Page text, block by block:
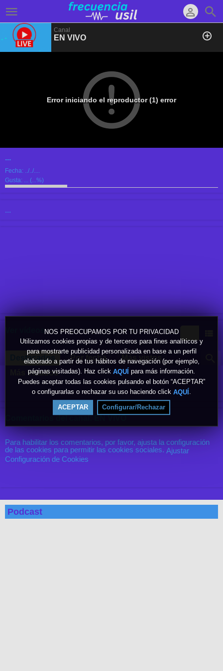
NOS PREOCUPAMOS POR TU PRIVACIDAD
Utilizamos cookies propias y de terceros para fines analíticos y
para mostrarte publicidad personalizada en base a un perfil
elaborado a partir de tus hábitos de navegación (por ejemplo,
páginas visitadas). Haz click AQUÍ para más información.
Puedes aceptar todas las cookies pulsando el botón “ACEPTAR”
o configurarlas o rechazar su uso haciendo click AQUÍ
ACEPTAR Configurar/Rechazar
Canal
EN VIVO
Error iniciando el reproductor (1) error
...
Fecha: ../../....
Gusta: ... (...%)
...
Destacados Por fecha
Más vistos
Más votados
Comentarios del canal: EN VIVO
Para habilitar los comentarios, por favor, ajusta la configuración
de las cookies para permitir las cookies sociales. Ajustar
Configuración de Cookies
Podcast